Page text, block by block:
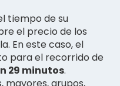
tiempo de su
el precio de los
En este caso, el
para el recorrido de
29 minutos.